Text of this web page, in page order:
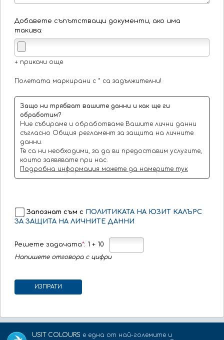
Добавете съпътстващи документи, ако има
такива:
+ прикачи още
Полетата маркирани с * са задължителни!
Защо ни трябват вашите данни и как ще ги
обработим?
Ние събираме и обработваме Вашите лични данни
съгласно Общия регламент за защита на личните
данни.
Те са ни необходими, за да ви предоставим услугите,
които заявявате при нас.
Подробна информация можете да намерите тук
Запознат съм с ПОЛИТИКАТА НА ЮЗИТ КАЛЪРС
ЗА ЗАЩИТА НА ЛИЧНИТЕ ДАННИ
Решете задачата*: 1 + 10
Напишете отговора с цифри
ИЗПРАТИ
USIT COLOURS е една от най-големите и